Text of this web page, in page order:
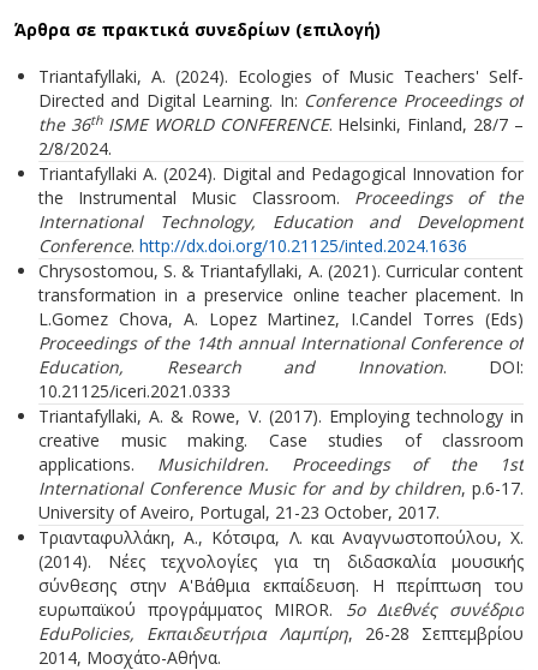
Άρθρα σε πρακτικά συνεδρίων (επιλογή)
Triantafyllaki, A. (2024). Ecologies of Music Teachers' Self-
Directed and Digital Learning. In: Conference Proceedings of
the 36thISME WORLD CONFERENCE. Helsinki, Finland, 28/7 –
2/8/2024.
Triantafyllaki A. (2024). Digital and Pedagogical Innovation for
the Instrumental Music Classroom. Proceedings of the
International Technology, Education and Development
Conference. http://dx.doi.org/10.21125/inted.2024.1636
Chrysostomou, S. & Triantafyllaki, A. (2021). Curricular content
transformation in a preservice online teacher placement. In
L.Gomez Chova, A. Lopez Martinez, I.Candel Torres (Eds)
Proceedings of the 14th annual International Conference of
Education, Research and Innovation. DOI:
10.21125/iceri.2021.0333
Triantafyllaki, A. & Rowe, V. (2017). Employing technology in
creative music making. Case studies of classroom
applications. Musichildren. Proceedings of the 1st
International Conference Music for and by children, p.6-17.
University of Aveiro, Portugal, 21-23 October, 2017.
Τριανταφυλλάκη, Α., Κότσιρα, Λ. και Αναγνωστοπούλου, Χ.
(2014). Νέες τεχνολογίες για τη διδασκαλία μουσικής
σύνθεσης στην Α'Βάθμια εκπαίδευση. H περίπτωση του
ευρωπαϊκού προγράμματος MIROR. 5ο Διεθνές συνέδριο
EduPolicies, Εκπαιδευτήρια Λαμπίρη, 26-28 Σεπτεμβρίου
2014, Μοσχάτο-Αθήνα.